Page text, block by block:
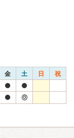
金 土 日 祝